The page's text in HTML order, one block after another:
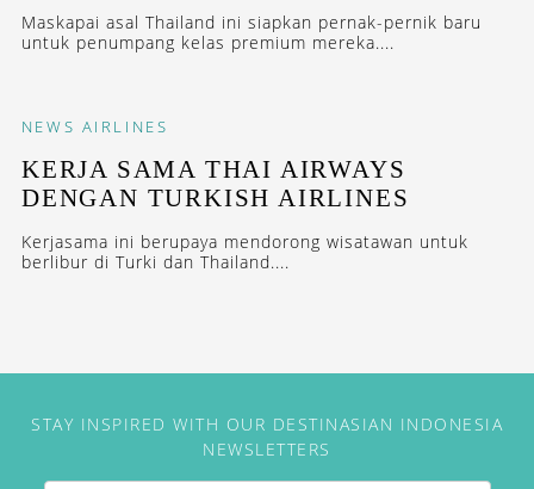
Maskapai asal Thailand ini siapkan pernak-pernik baru
untuk penumpang kelas premium mereka....
NEWS AIRLINES
KERJA SAMA THAI AIRWAYS
DENGAN TURKISH AIRLINES
Kerjasama ini berupaya mendorong wisatawan untuk
berlibur di Turki dan Thailand....
STAY INSPIRED WITH OUR DESTINASIAN INDONESIA
NEWSLETTERS